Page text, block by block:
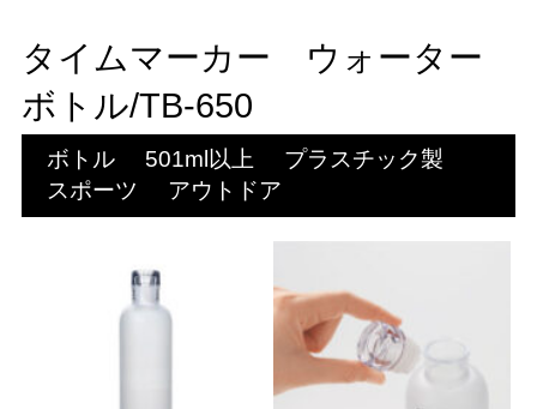
タイムマーカー ウォーター
ボトル/TB-650
ボトル 501ml以上
プラスチック製
スポーツ
アウトドア